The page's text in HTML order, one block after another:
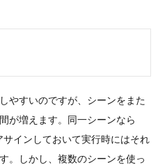
やすいのですが、シーンをまた
が増えます。同一シーンなら
インしておいて実行時にはそれ
。しかし、複数のシーンを使っ